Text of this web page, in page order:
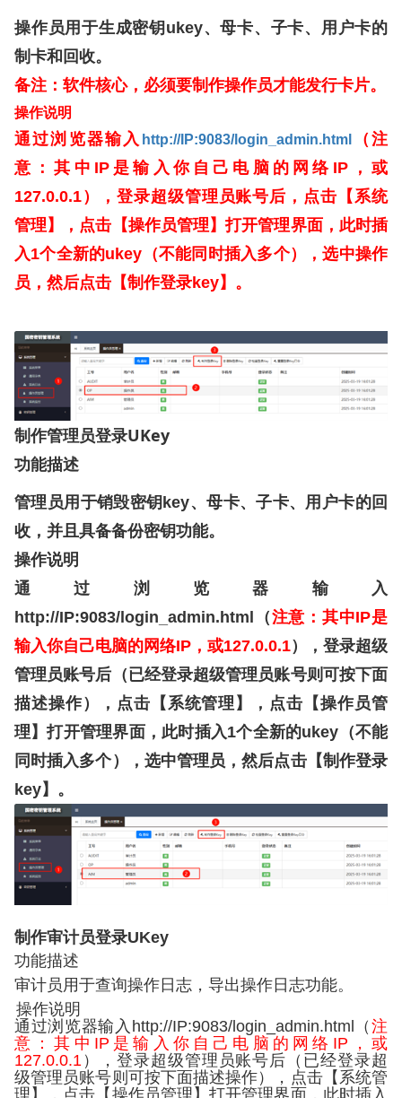
操作员用于生成密钥 ukey、母卡、子卡、用户卡的
制卡和回收。
备注：软件核心，必须要制作操作员才能发行卡片。
操作说明
通过浏览器输入 http://IP:9083/login_admin.html （注
意：其中 IP是输入你自己电脑的网络 IP，或
127.0.0.1），登录超级管理员账号后，点击【系统
管理】，点击【操作员管理】打开管理界面，此时插
入1个全新的ukey （不能同时插入多个），选中操作
员，然后点击【制作登录key】。
制作管理员登录UKey
功能描述
管理员用于销毁密钥 key、母卡、子卡、用户卡的回
收，并且具备备份密钥功能。
操作说明
通过浏览器输入
http://IP:9083/login_admin.html
（注意：其中IP是
输入你自己电脑的网络IP ，或127.0.0.1），登录超级
管理员账号后（已经登录超级管理员账号则可按下面
描述操作），点击【系统管理】，点击【操作员管
理】打开管理界面，此时插入1个全新的ukey （不能
同时插入多个），选中管理员，然后点击【制作登录
key】。
制作审计员登录UKey
功能描述
审计员用于查询操作日志，导出操作日志功能。
操作说明
通过浏览器输入 http://IP:9083/login_admin.html （注
意：其中 IP 是输入你自己电脑的网络 IP ，或
127.0.0.1 ），登录超级管理员账号后（已经登录超
级管理员账号则可按下面描述操作），点击【系统管
理】，点击【操作员管理】打开管理界面，此时插入